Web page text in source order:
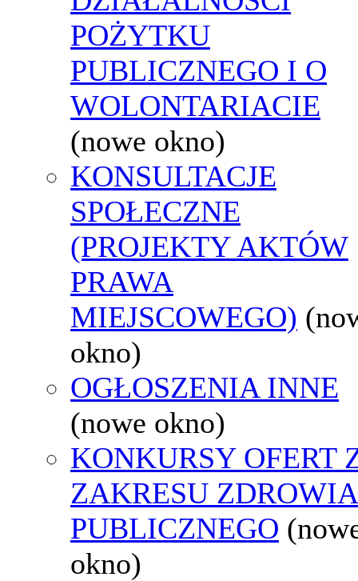
POŻYTKU
PUBLICZNEGO I O
WOLONTARIACIE
(nowe okno)
KONSULTACJE
SPOŁECZNE
(PROJEKTY AKTÓW
PRAWA
MIEJSCOWEGO)
okno)
OGŁOSZENIA INNE
(nowe okno)
KONKURSY OFERT
ZAKRESU ZDROWIA
PUBLICZNEGO
okno)